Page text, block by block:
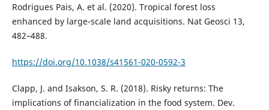
Rodrigues Pais, A. et al. (2020). Tropical forest loss
enhanced by large-scale land acquisitions. Nat Geosci 13,
482–488.
https://doi.org/10.1038/s41561-020-0592-3
Clapp, J. and Isakson, S. R. (2018). Risky returns: The
implications of financialization in the food system. Dev.